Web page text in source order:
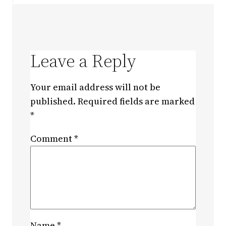
Leave a Reply
Your email address will not be
published. Required fields are marked
*
Comment*